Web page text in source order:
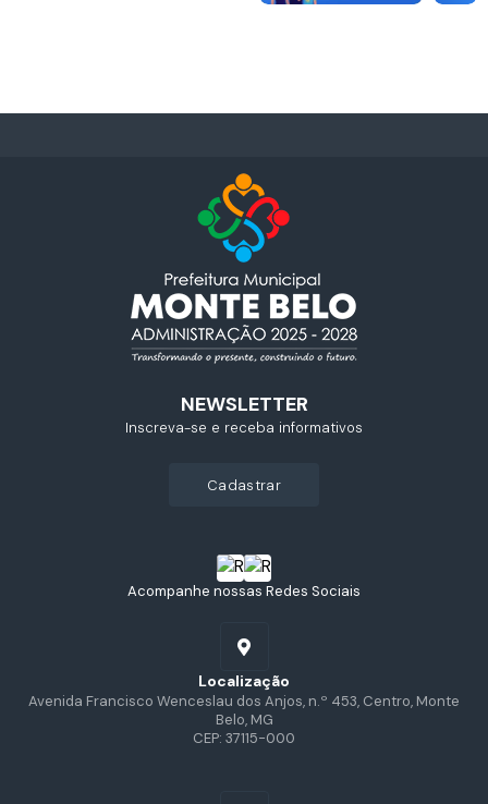
Acompanhe nossas Redes Sociais
Localização
Avenida Francisco Wenceslau dos Anjos, n.º 453, Centro, Monte
Belo, MG
CEP: 37115-000
NEWSLETTER
Inscreva-se e receba informativos
cadastrar